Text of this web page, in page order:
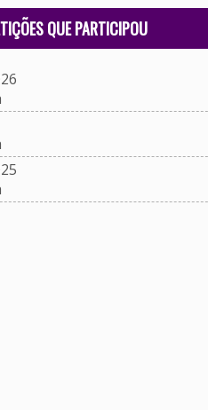
QUE PARTICIPOU